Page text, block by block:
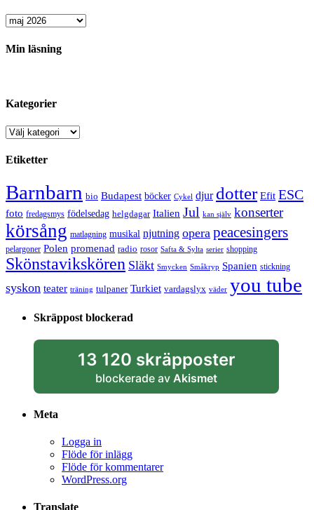
Arkiv
Min läsning
Kategorier
Kategorier
Etiketter
Barnbarn bio Budapest böcker Cykel djur dotter Efit ESC
foto fredagsmys födelsedag helgdagar Italien Jul kan själv konserter
körsång matlagning musikal njutning opera peacesingers
pelargoner Polen promenad radio rosor Safta & Sylta serier shopping
Skönstavikskören Släkt Smycken Småkryp Spanien stickning
syskon teater träning tulpaner Turkiet vardagslyx väder you tube
Skräppost blockerad
13 120 skräpposter
blockerade av Akismet
Meta
Logga in
Flöde för inlägg
Flöde för kommentarer
WordPress.org
Translate